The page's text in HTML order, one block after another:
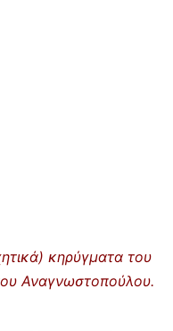
κηρύγματα του
Αναγνωστοπούλου.